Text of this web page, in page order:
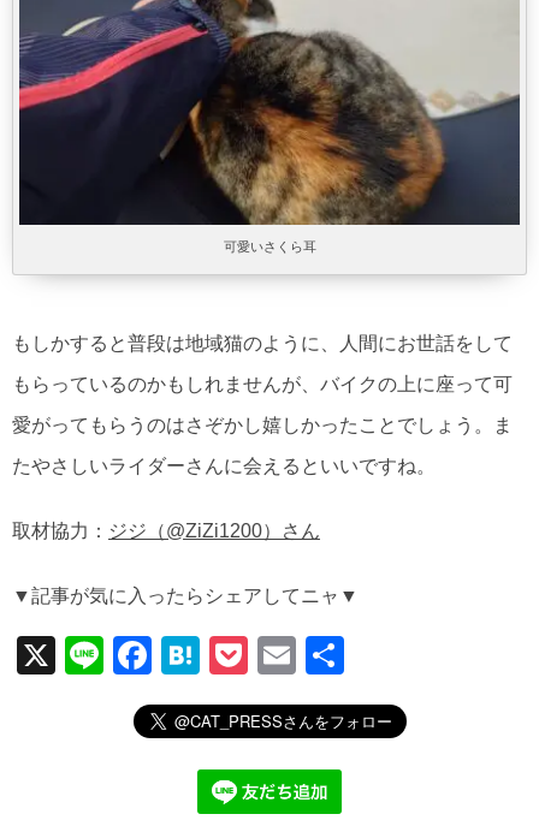
可愛いさくら耳
もしかすると普段は地域猫のように、人間にお世話をして
もらっているのかもしれませんが、バイクの上に座って可
愛がってもらうのはさぞかし嬉しかったことでしょう。ま
たやさしいライダーさんに会えるといいですね。
取材協力： ジジ（@ZiZi1200）さん
▼記事が気に入ったらシェアしてニャ▼
X
Li
F
a
c
H
at
e
n
a
P
o
ck
et
E
m
ail
有